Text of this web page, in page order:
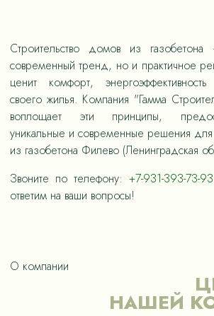
Строительство домов из
современный тренд, но и практичное
ценит комфорт,
своего жилья. Компания "Гамма
воплощает эти принципы,
уникальные и современные решения
из газобетона Филево (Ленинградская
Звоните по телефону:+7-931-393-73-93
ответим на ваши вопросы!
О компании
НАШЕЙ